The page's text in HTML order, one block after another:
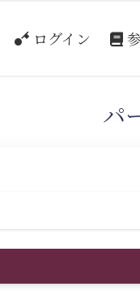
ログイン
パ